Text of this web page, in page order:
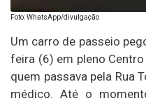
Foto: WhatsApp/divulgação
Um carro de passeio
feira (6) em pleno
quem passava pela Rua
médico. Até o